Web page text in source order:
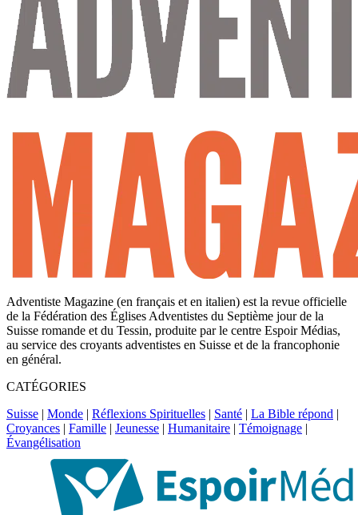
Adventiste Magazine (en français et en italien) est la revue officielle
de la Fédération des Églises Adventistes du Septième jour de la
Suisse romande et du Tessin, produite par le centre Espoir Médias,
au service des croyants adventistes en Suisse et de la francophonie
en général.
CATÉGORIES
Suisse | Monde | Réflexions Spirituelles | Santé | La Bible répond |
Croyances | Famille | Jeunesse | Humanitaire | Témoignage |
Évangélisation